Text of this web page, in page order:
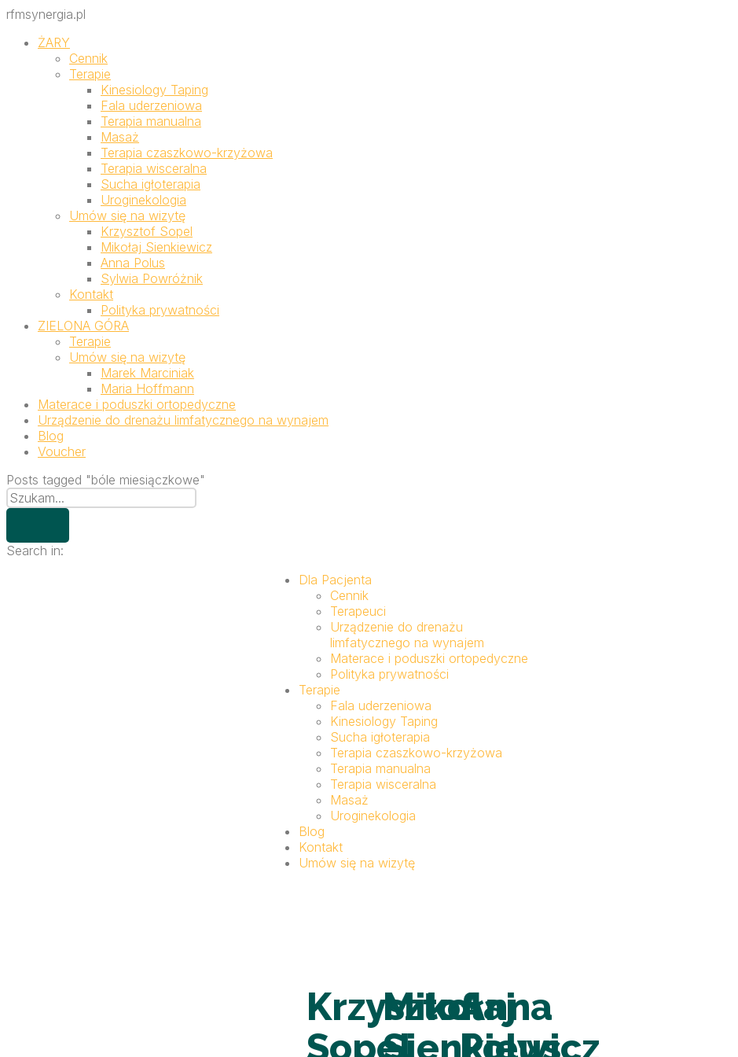
rfmsynergia.pl
ŻARY
Cennik
Terapie
Kinesiology Taping
Fala uderzeniowa
Terapia manualna
Masaż
Terapia czaszkowo-krzyżowa
Terapia wisceralna
Sucha igłoterapia
Uroginekologia
Umów się na wizytę
Krzysztof Sopel
Mikołaj Sienkiewicz
Anna Polus
Sylwia Powróżnik
Kontakt
Polityka prywatności
ZIELONA GÓRA
Terapie
Umów się na wizytę
Marek Marciniak
Maria Hoffmann
Materace i poduszki ortopedyczne
Urządzenie do drenażu limfatycznego na wynajem
Blog
Voucher
Posts tagged "bóle miesiączkowe"
Search in:
Dla Pacjenta
Cennik
Terapeuci
Urządzenie do drenażu
limfatycznego na wynajem
Materace i poduszki ortopedyczne
Polityka prywatności
Terapie
Fala uderzeniowa
Kinesiology Taping
Sucha igłoterapia
Terapia czaszkowo-krzyżowa
Terapia manualna
Terapia wisceralna
Masaż
Uroginekologia
Blog
Kontakt
Umów się na wizytę
Krzysztof
Sopel
Mikołaj
Sienkiewicz
Anna
Polus